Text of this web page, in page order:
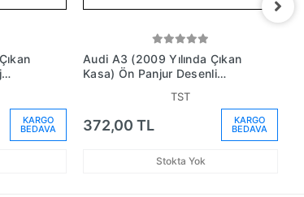
KARGO
BEDAVA
Audi A3 (2009 Yılında Çıkan
Kasa) Ön Panjur Desenli
8P0853651Mvmz)
TST
372,00 TL KARGO
BEDAVA
Stokta Yok